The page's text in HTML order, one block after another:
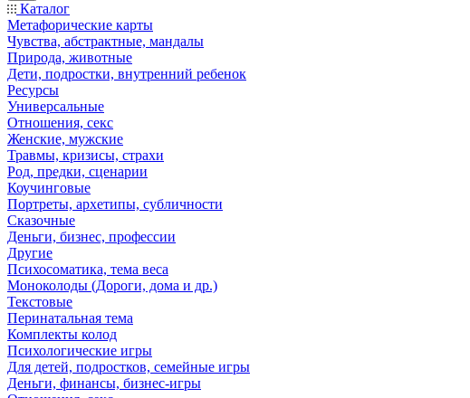
Каталог
Mетафорические карты
Чувства, абстрактные, мандалы
Природа, животные
Дети, подростки, внутренний ребенок
Ресурсы
Универсальные
Отношения, секс
Женские, мужские
Травмы, кризисы, страхи
Род, предки, сценарии
Коучинговые
Портреты, архетипы, субличности
Сказочные
Деньги, бизнес, профессии
Другие
Психосоматика, тема веса
Моноколоды (Дороги, дома и др.)
Текстовые
Перинатальная тема
Комплекты колод
Психологические игры
Для детей, подростков, семейные игры
Деньги, финансы, бизнес-игры